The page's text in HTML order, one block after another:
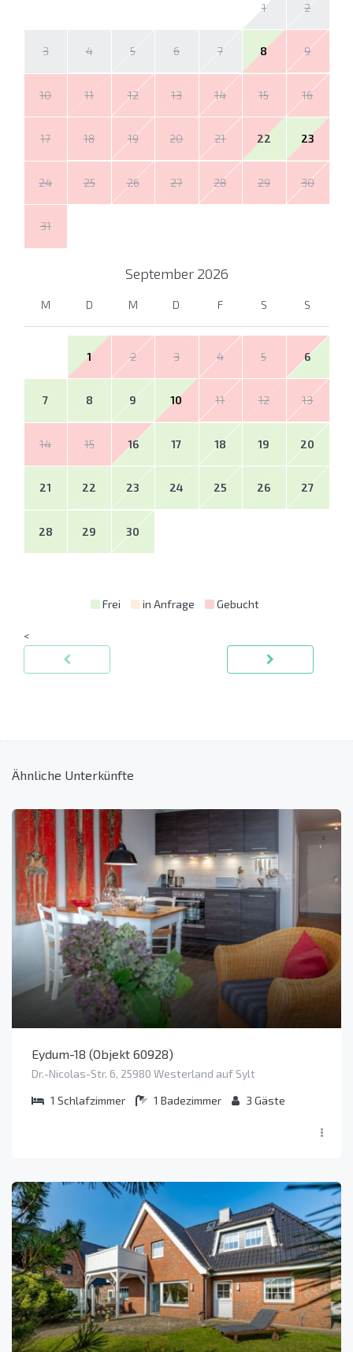
1 2
3 4 5 6 7 8 9
10 11 12 13 14 15 16
17 18 19 20 21 22 23
24 25 26 27 28 29 30
31
September 2026
M D M D F S S
1 2 3 4 5 6
7 8 9 10 11 12 13
14 15 16 17 18 19 20
21 22 23 24 25 26 27
28 29 30
Frei in Anfrage Gebucht
<
Ähnliche Unterkünfte
Eydum-18 (Objekt 60928)
Dr.-Nicolas-Str. 6, 25980 Westerland auf Sylt
1 Schlafzimmer 1 Badezimmer 3 Gäste